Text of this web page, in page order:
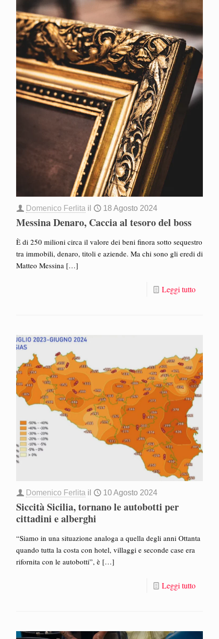
Domenico Ferlita il 18 Agosto 2024
Messina Denaro, Caccia al tesoro del boss
È di 250 milioni circa il valore dei beni finora sotto sequestro
tra immobili, denaro, titoli e aziende. Ma chi sono gli eredi di
Matteo Messina […]
Leggi tutto
Domenico Ferlita il 10 Agosto 2024
Siccità Sicilia, tornano le autobotti per
cittadini e alberghi
“Siamo in una situazione analoga a quella degli anni Ottanta
quando tutta la costa con hotel, villaggi e seconde case era
rifornita con le autobotti”, è […]
Leggi tutto